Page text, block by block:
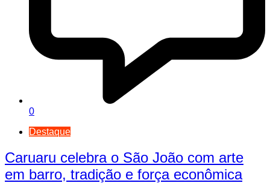
0
Destaque
Caruaru celebra o São João com arte
em barro, tradição e força econômica